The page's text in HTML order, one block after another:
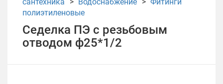
полиэтиленовые
Седелка ПЭ с резьбовым
отводом ф25*1/2